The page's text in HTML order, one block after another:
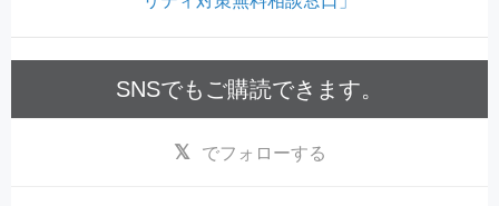
SNSでもご購読できます。
でフォローする